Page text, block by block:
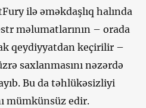
ilə əməkdaşlıq halında
məlumatlarının – orada
qeydiyyatdan keçirilir –
saxlanmasını nəzərdə
Bu da təhlükəsizliyi
mümkünsüz edir.